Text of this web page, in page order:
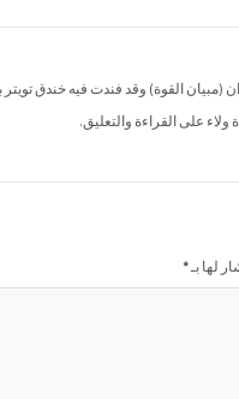
(مبيان القوة) وقد فندت فيه خندق
ولاء على القراءة والتعليق.
لها بـ*